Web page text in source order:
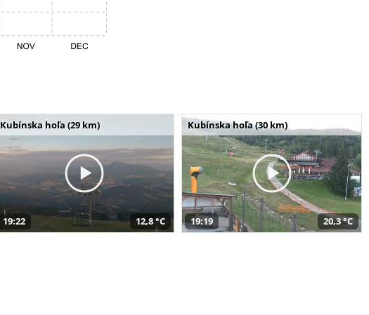
Kubínska hoľa (29 km)
19:22 12,8 °C
Kubínska hoľa (30 km)
19:19 20,3 °C